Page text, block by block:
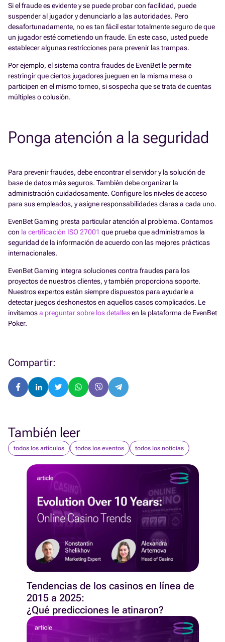
Si el fraude es evidente y se puede probar con facilidad, puede
suspender al jugador y denunciarlo a las autoridades. Pero
desafortunadamente, no es tan fácil estar totalmente seguro de que
un jugador esté cometiendo un fraude. En este caso, usted puede
establecer algunas restricciones para prevenir las trampas.
Por ejemplo, el sistema contra fraudes de EvenBet le permite
restringir que ciertos jugadores jueguen en la misma mesa o
participen en el mismo torneo, si sospecha que se trata de cuentas
múltiples o colusión.
Ponga atención a la seguridad
Para prevenir fraudes, debe encontrar el servidor y la solución de
base de datos más seguros. También debe organizar la
administración cuidadosamente. Configure los niveles de acceso
para sus empleados, y asigne responsabilidades claras a cada uno.
EvenBet Gaming presta particular atención al problema. Contamos
con la certificación ISO 27001 que prueba que administramos la
seguridad de la información de acuerdo con las mejores prácticas
internacionales.
EvenBet Gaming integra soluciones contra fraudes para los
proyectos de nuestros clientes, y también proporciona soporte.
Nuestros expertos están siempre dispuestos para ayudarle a
detectar juegos deshonestos en aquellos casos complicados. Le
invitamosa preguntar sobre los detallesen la plataforma de EvenBet
Poker.
Compartir:
También leer
todos los artículos todos los eventos todos los noticias
Tendencias de los casinos en línea de
2015 a 2025:
¿Qué predicciones le atinaron?